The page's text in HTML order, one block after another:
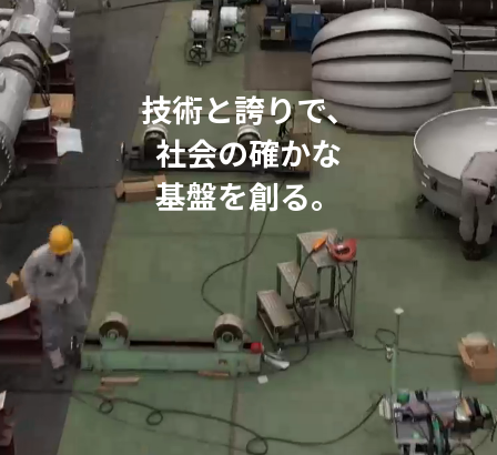
技術と誇りで、
社会の確かな
基盤を創る。